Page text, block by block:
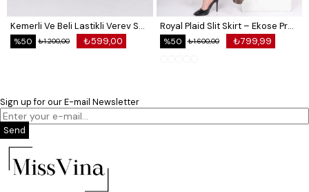
Kemerli Ve Beli Lastikli Verev Saten Etek 6791
₺599,00
₺1.200,00
%50
Royal Plaid Slit Skirt – Ekose Premium Long Skirt 6831
₺799,99
₺1.600,00
%50
Sign up for our E-mail Newsletter
Send